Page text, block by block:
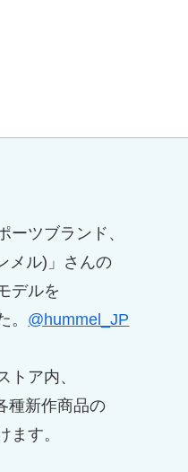
ーツブランド、
メル)」さんの
デルを
。 @hummel_JP
トア内、
種新作商品の
ます。